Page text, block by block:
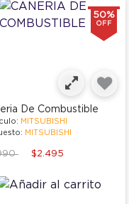
50%
OFF
De Combustible
MITSUBISHI
MITSUBISHI
reduced from
to $2.495